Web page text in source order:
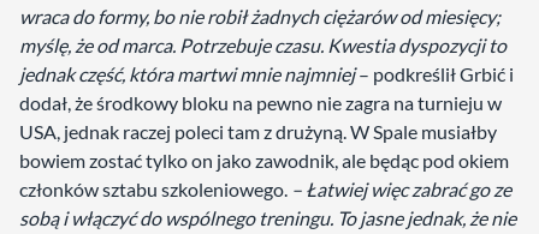
wraca do formy, bo nie robił żadnych ciężarów od miesięcy;
myślę, że od marca. Potrzebuje czasu. Kwestia dyspozycji to
jednak część, która martwi mnie najmniej– podkreślił Grbić i
dodał, że środkowy bloku na pewno nie zagra na turnieju w
USA, jednak raczej poleci tam z drużyną. W Spale musiałby
bowiem zostać tylko on jako zawodnik, ale będąc pod okiem
członków sztabu szkoleniowego. – Łatwiej więc zabrać go ze
sobą i włączyć do wspólnego treningu. To jasne jednak, że nie